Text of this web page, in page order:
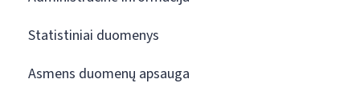
Statistiniai duomenys
Asmens duomenų apsauga